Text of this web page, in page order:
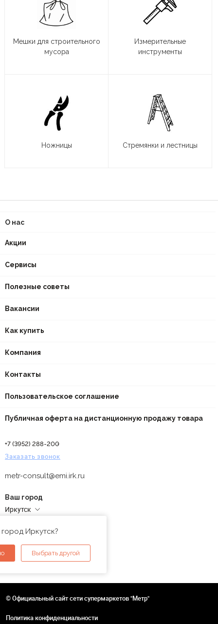
Мешки для строительного
мусора
Измерительные
инструменты
Ножницы Стремянки и лестницы
О нас
Акции
Сервисы
Полезные советы
Вакансии
Как купить
Компания
Контакты
Пользовательское соглашение
Публичная оферта на дистанционную продажу товара
+7 (3952) 288-200
Заказать звонок
metr-consult@emi.irk.ru
Ваш город
Иркутск
Иркутск?
Выбрать другой
© Официальный сайт сети супермаркетов "Метр"
Политика конфиденциальности